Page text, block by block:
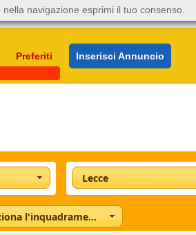
Preferiti Inserisci Annuncio
Lecce
Seleziona l'inquadramento
navigazione esprimi il tuo consenso.